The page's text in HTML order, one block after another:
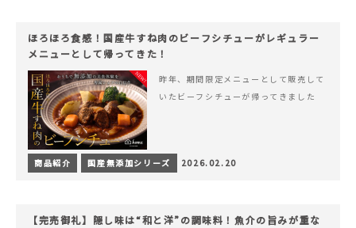
ほろほろ食感！国産牛すね肉のビーフシチューがレギュラー
メニューとして帰ってきた！
昨年、期間限定メニューとして販売して
いたビーフシチューが帰ってきました
商品紹介 国産無添加シリーズ 2026.02.20
【完売御礼】隠し味は“和と洋”の調味料！魚介の旨みが重な